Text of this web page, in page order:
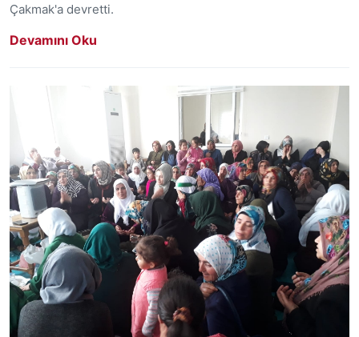
Çakmak'a devretti.
Devamını Oku